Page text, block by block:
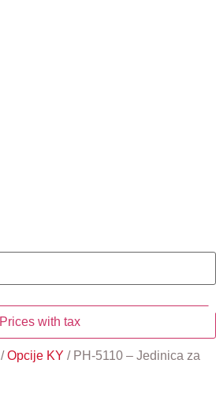
Prices with tax
/Opcije KY / PH-5110 – Jedinica za